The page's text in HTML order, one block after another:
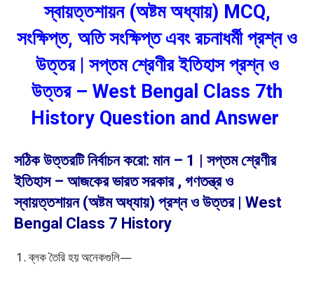
স্বায়ত্তশায়ন (অষ্টম অধ্যায়) MCQ,
সংক্ষিপ্ত, অতি সংক্ষিপ্ত এবং রচনাধর্মী প্রশ্ন ও
উত্তর | সপ্তম শ্রেণীর ইতিহাস প্রশ্ন ও
উত্তর – West Bengal Class 7th
History Question and Answer
সঠিক উত্তরটি নির্বাচন করো: মান – 1 | সপ্তম শ্রেণীর
ইতিহাস – আজকের ভারত সরকার , গণতন্ত্র ও
স্বায়ত্তশায়ন (অষ্টম অধ্যায়) প্রশ্ন ও উত্তর | West
Bengal Class 7 History
ব্লক তৈরি হয় অনেকগুলি—